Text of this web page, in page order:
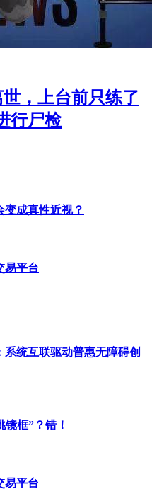
，上台前只练了
行尸检
成真性近视？
易平台
系统互联驱动普惠无障碍创
框”？错！
易平台